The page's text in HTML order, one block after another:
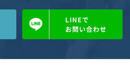
LINEで
お問い合わせ